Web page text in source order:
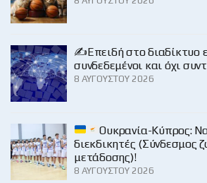
✍️Επειδή στο διαδίκτυο
συνδεδεμένοι και όχι
8 ΑΥΓΟΎΣΤΟΥ 2026
Ουκρανία-Κύπρος:
διεκδικητές (Σύνδεσμος
μετάδοσης)!
8 ΑΥΓΟΎΣΤΟΥ 2026